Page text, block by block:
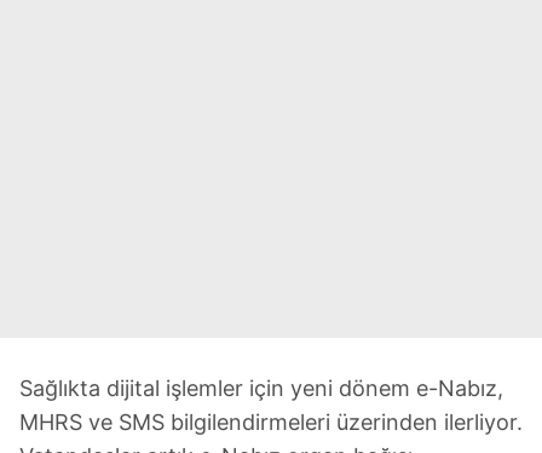
Sağlıkta dijital işlemler için yeni dönem e-Nabız,
MHRS ve SMS bilgilendirmeleri üzerinden ilerliyor.